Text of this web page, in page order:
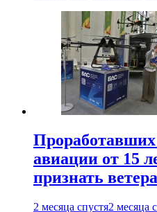
авиации от 15
признать
2 месяца спустя2 месяца